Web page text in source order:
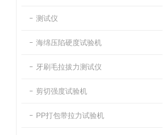
测试仪
海绵压陷硬度试验机
牙刷毛拉拔力测试仪
剪切强度试验机
PP打包带拉力试验机